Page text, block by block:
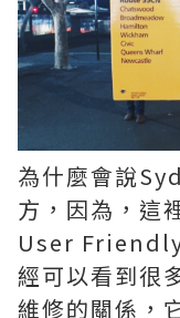
為什麼會說
方，因為，這
User
經可以看到很
維修的關係，